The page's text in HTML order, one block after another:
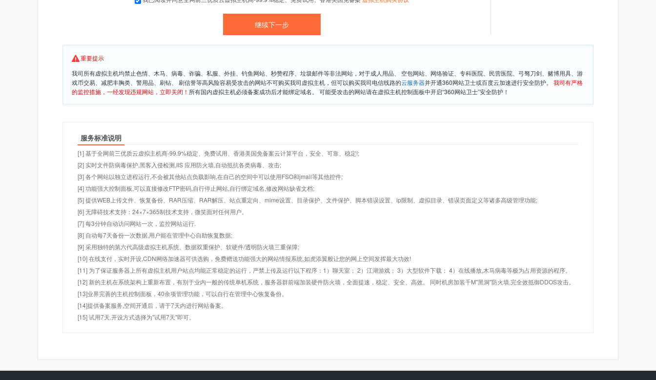
重要提示
我司所有虚拟主机均禁止色情、木马、病毒、诈骗、私服、外挂、钓鱼网站、秒赞程序、垃圾邮件等非法网站，对于成人用品、 空包网站、网络验证、专科医院、民营医院、弓驽刀剑、赌博用具、游
戏币交易、减肥丰胸类、警用品、刷钻、 刷信誉等高风险容易受攻击的网站不可购买我司虚拟主机，但可以购买我司电信线路的云服务器并开通360网站卫士或百度云加速进行安全防护。 我司有严格
的监控措施，一经发现违规网站，立即关闭！ 所有国内虚拟主机必须备案成功后才能绑定域名。 可能受攻击的网站请在虚拟主机控制面板中开启“360网站卫士”安全防护！
服务标准说明
[1] 基于全网前三优质云虚拟主机商-99.9%稳定、免费试用、香港美国免备案云计算平台，安全、可靠、稳定!;
[2] 实时文件防病毒保护,黑客入侵检测,IIS 应用防火墙,自动抵抗各类病毒、攻击;
[3] 各个网站以独立进程运行,不会被其他站点负载影响,在自己的空间中可以使用FSO和jmail等其他控件;
[4] 功能强大控制面板,可以直接修改FTP密码,自行停止网站,自行绑定域名,修改网站缺省文档;
[5] 提供WEB上传文件、恢复备份、RAR压缩、RAR解压、站点重定向、mime设置、目录保护、文件保护、脚本错误设置、ip限制、虚拟目录、错误页面定义等诸多高级管理功能;
[6] 无障碍技术支持：24×7×365制技术支持，微笑面对任何用户。
[7] 每3分钟自动访问网站一次，监控网站运行.
[8] 自动每7天备份一次数据,用户能在管理中心自助恢复数据;
[9] 采用独特的第六代高级虚拟主机系统、数据双重保护、软硬件/透明防火墙三重保障;
[10] 在线支付，实时开设,CDN网络加速器可供选购，免费赠送功能强大的网站情报系统,如虎添翼般让您的网上空间发挥最大功效!
[11] 为了保证服务器上所有虚拟主机用户站点均能正常稳定的运行，严禁上传及运行以下程序：1）聊天室； 2）江湖游戏； 3）大型软件下载； 4）在线播放,木马病毒等极为占用资源的程序。
[12] 新的主机在系统架构上重新布置，有别于业内一般的传统单机系统，服务器群前端加装硬件防火墙，全面提速，稳定、安全、高效。 同时机房加装千M"黑洞"防火墙,完全效抵御DDOS攻击。
[13]业界完善的主机控制面板，40余项管理功能，可以自行在管理中心恢复备份。
[14]提供备案服务,空间开通后，请于7天内进行网站备案。
[15] 试用7天.开设方式选择为"试用7天"即可。